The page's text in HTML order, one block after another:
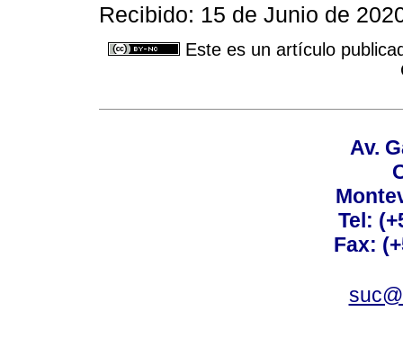
Recibido: 15 de Junio de
Este es un artículo
Av.
Tel:
Fax: